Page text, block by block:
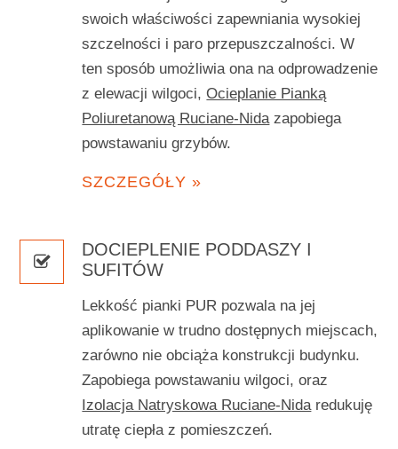
swoich właściwości zapewniania wysokiej
szczelności i paro przepuszczalności. W
ten sposób umożliwia ona na odprowadzenie
z elewacji wilgoci,Ocieplanie Pianką
Poliuretanową Ruciane-Nida zapobiega
powstawaniu grzybów.
SZCZEGÓŁY »
DOCIEPLENIE PODDASZY I
SUFITÓW
Lekkość pianki PUR pozwala na jej
aplikowanie w trudno dostępnych miejscach,
zarówno nie obciąża konstrukcji budynku.
Zapobiega powstawaniu wilgoci, oraz
Izolacja Natryskowa Ruciane-Nida redukuję
utratę ciepła z pomieszczeń.